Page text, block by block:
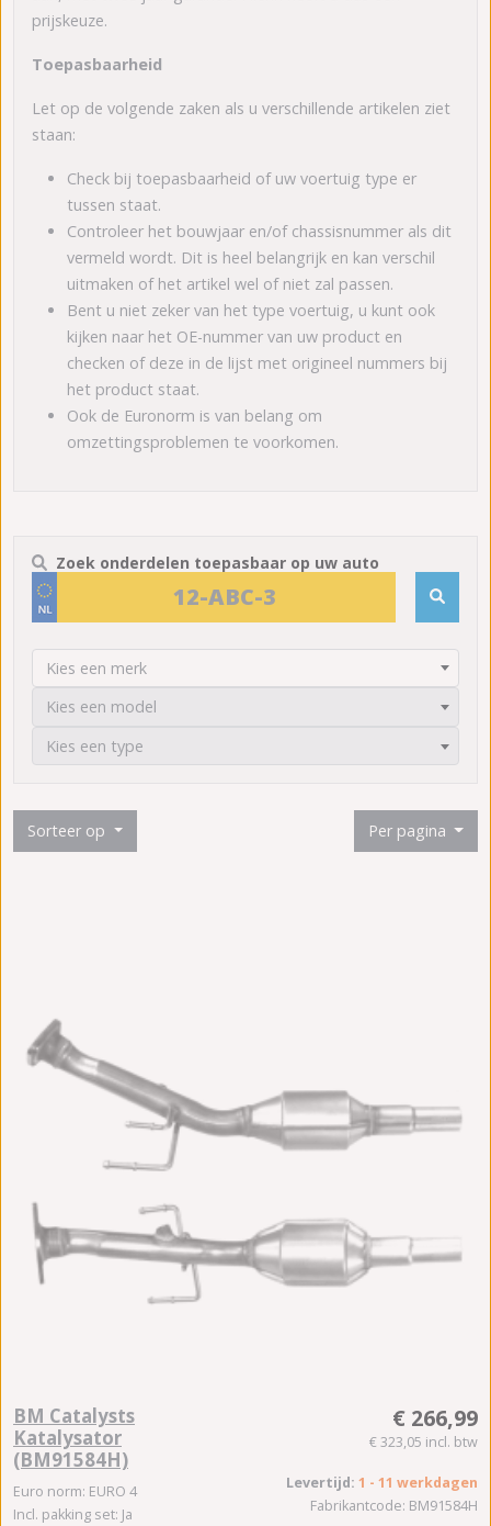
prijskeuze.
Toepasbaarheid
Let op de volgende zaken als u verschillende artikelen ziet
staan:
Check bij toepasbaarheid of uw voertuig type er
tussen staat.
Controleer het bouwjaar en/of chassisnummer als dit
vermeld wordt. Dit is heel belangrijk en kan verschil
uitmaken of het artikel wel of niet zal passen.
Bent u niet zeker van het type voertuig, u kunt ook
kijken naar het OE-nummer van uw product en
checken of deze in de lijst met origineel nummers bij
het product staat.
Ook de Euronorm is van belang om
omzettingsproblemen te voorkomen.
Zoek onderdelen toepasbaar op uw auto
Kies een merk
Kies een model
Kies een type
Sorteer op Per pagina
BM Catalysts
Katalysator
(BM91584H)
Euro norm: EURO 4
Incl. pakking set: Ja
€ 266,99
€ 323,05 incl. btw
Levertijd: 1 - 11 werkdagen
Fabrikantcode: BM91584H